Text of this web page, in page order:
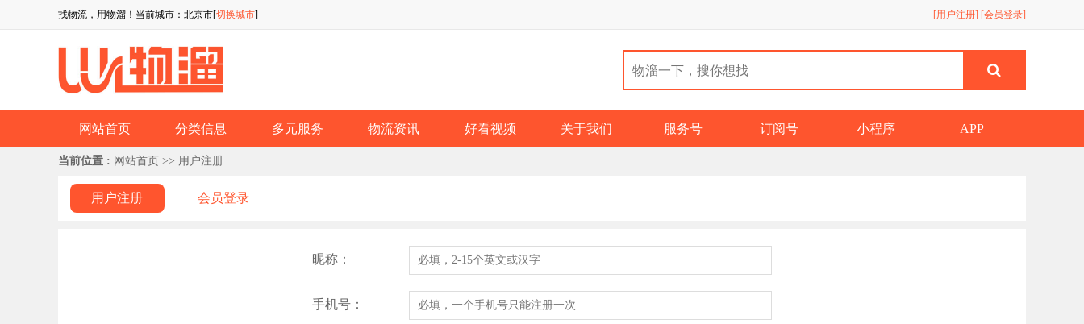
找物流，用物溜！当前城市：北京市[切换城市] [用户注册] [会员登录]
网站首页 分类信息 多元服务 物流资讯 好看视频 关于我们 服务号 订阅号 小程序 APP
当前位置 : 网站首页 >> 用户注册
用户注册 会员登录
昵称：
手机号：